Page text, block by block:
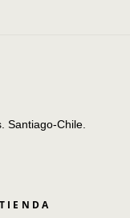
Santiago-Chile.